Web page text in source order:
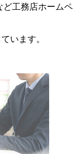
ど工務店ホームペ
います。